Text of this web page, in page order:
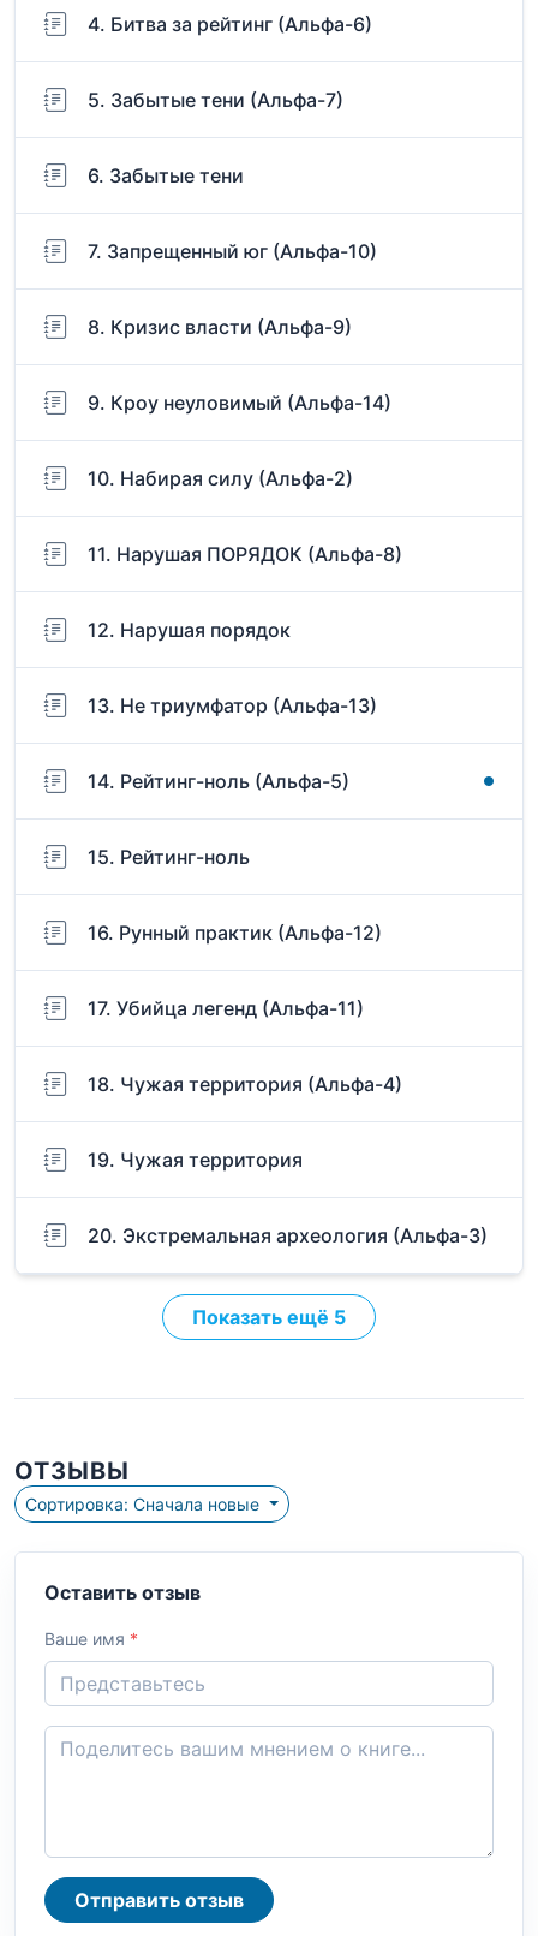
4. Битва за рейтинг (Альфа-6)
5. Забытые тени (Альфа-7)
6. Забытые тени
7. Запрещенный юг (Альфа-10)
8. Кризис власти (Альфа-9)
9. Кроу неуловимый (Альфа-14)
10. Набирая силу (Альфа-2)
11. Нарушая ПОРЯДОК (Альфа-8)
12. Нарушая порядок
13. Не триумфатор (Альфа-13)
14. Рейтинг-ноль (Альфа-5)
15. Рейтинг-ноль
16. Рунный практик (Альфа-12)
17. Убийца легенд (Альфа-11)
18. Чужая территория (Альфа-4)
19. Чужая территория
20. Экстремальная археология (Альфа-3)
Показать ещё 5
ОТЗЫВЫ
Сортировка: Сначала новые
Оставить отзыв
Ваше имя *
Отправить отзыв